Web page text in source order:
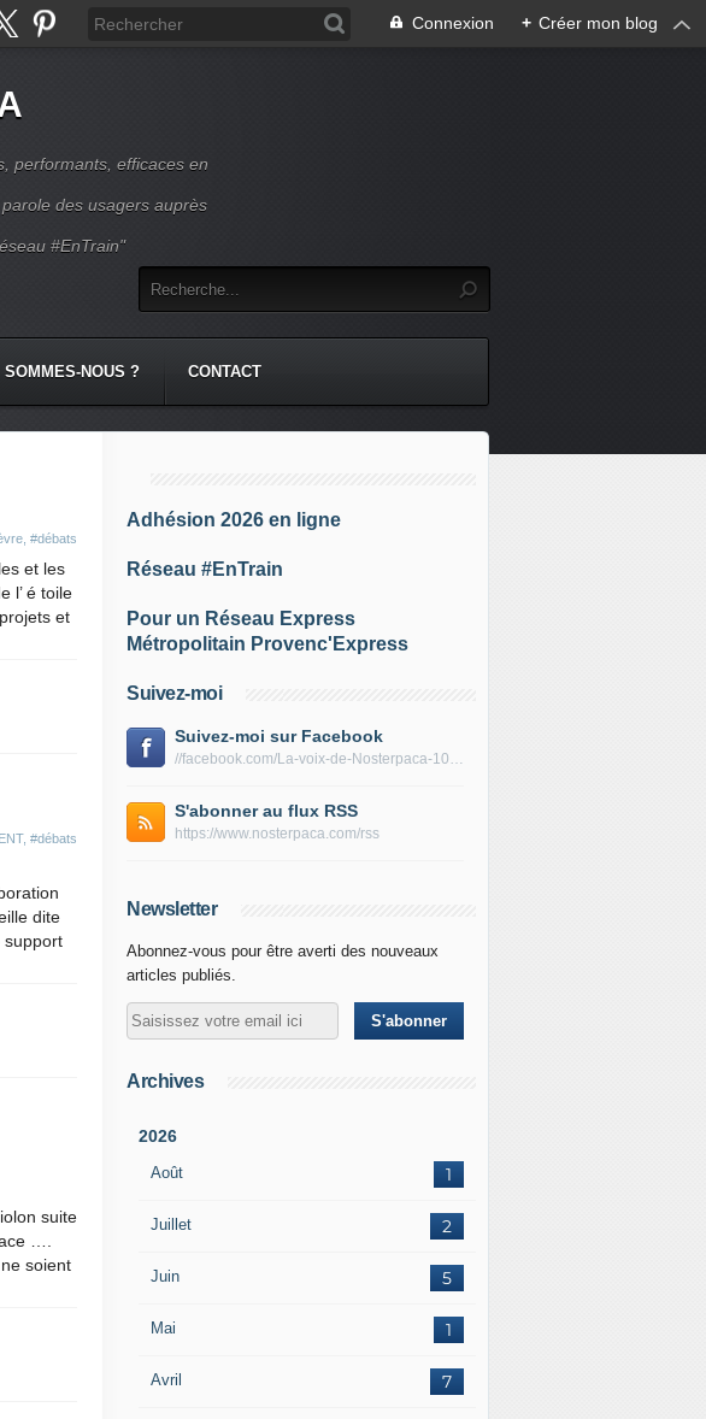
Connexion + Créer mon blog
performants, efficaces en
des usagers auprès
#EnTrain"
SOMMES-NOUS ? CONTACT
#débats
et les
l’ é toile
et
, #débats
dite
support
suite
….
soient
Adhésion 2026 en ligne
Réseau #EnTrain
Pour un Réseau Express
Métropolitain Provenc'Express
Suivez-moi
Suivez-moi sur Facebook
//facebook.com/La-voix-de-Nosterpaca-106434384284735
S'abonner au flux RSS
https://www.nosterpaca.com/rss
Newsletter
Abonnez-vous pour être averti des nouveaux
articles publiés.
Archives
2026
Août 1
Juillet 2
Juin 5
Mai 1
Avril 7